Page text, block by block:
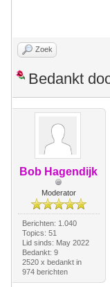
Zoek
Bedankt
Bob Hagendijk
Moderator
Berichten: 1.040
Topics: 51
Lid sinds: May 2022
Bedankt: 9
2520 x bedankt in
974 berichten